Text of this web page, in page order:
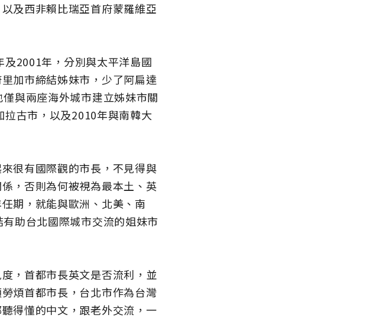
及西非賴比瑞亞首府蒙羅維亞
2001年，分別與太平洋島國
加市締結姊妹市，少了阿扁達
與兩座海外城市建立姊妹市關
古市，以及2010年與南韓大
很有國際觀的市長，不見得與
，否則為何被視為最本土、英
期，就能與歐洲、北美、南
助台北國際城市交流的姐妹市
，首都市長英文是否流利，並
煩首都市長，台北市作為台灣
得懂的中文，跟老外交流，一